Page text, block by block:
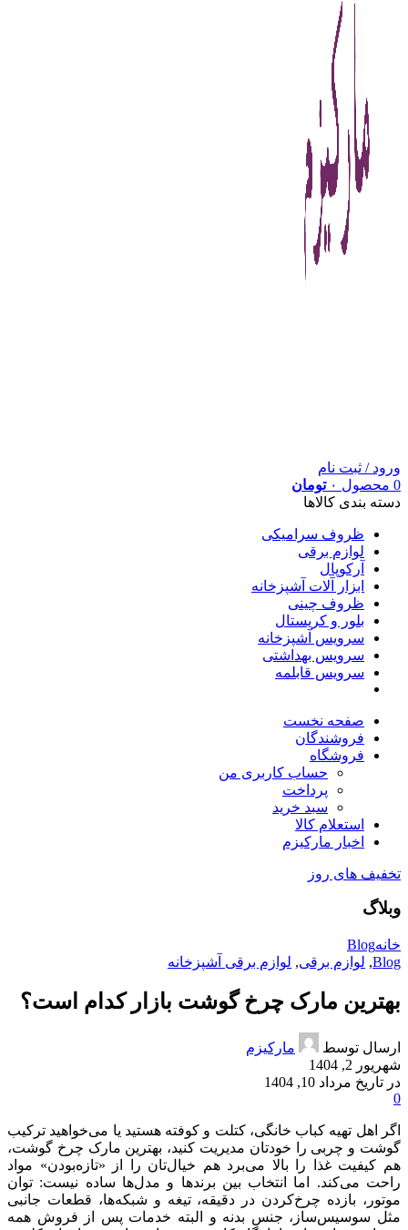
ورود / ثبت نام
0 محصول ۰ تومان
دسته بندی کالاها
ظروف سرامیکی
لوازم برقی
آرکوپال
ابزار آلات آشپزخانه
ظروف چینی
بلور و کریستال
سرویس آشپزخانه
سرویس بهداشتی
سرویس قابلمه
صفحه نخست
فروشندگان
فروشگاه
حساب کاربری من
پرداخت
سبد خرید
استعلام کالا
اخبار مارکیزم
تخفیف های روز
وبلاگ
خانهBlog
Blog
, لوازم برقی, لوازم برقی آشپزخانه
بهترین مارک چرخ گوشت بازار کدام است؟
ارسال توسط
مارکیزم
شهریور 2, 1404
در تاریخ مرداد 10, 1404
0
اگر اهل تهیه کباب خانگی، کتلت و کوفته هستید یا می‌خواهید ترکیب
گوشت و چربی را خودتان مدیریت کنید، بهترین مارک چرخ گوشت،
هم کیفیت غذا را بالا می‌برد هم خیال‌تان را از «تازه‌بودن» مواد
راحت می‌کند. اما انتخاب بین برندها و مدل‌ها ساده نیست: توان
موتور، بازده چرخ‌کردن در دقیقه، تیغه و شبکه‌ها، قطعات جانبی
مثل سوسیس‌ساز، جنس بدنه و البته خدمات پس از فروش همه